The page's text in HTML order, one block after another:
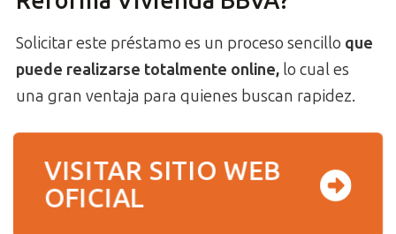
Solicitar este préstamo es un proceso sencillo que
puede realizarse totalmente online, lo cual es
una gran ventaja para quienes buscan rapidez.
VISITAR SITIO WEB
OFICIAL